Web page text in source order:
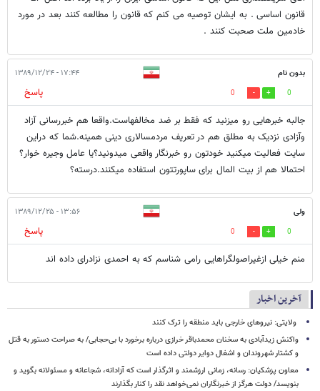
قانون اساسی . به ایشان توصیه می کنم که قانون را مطالعه کنند بعد در مورد
خادمین ملت صحبت کنند .
بدون نام ۱۷:۴۴ - ۱۳۸۹/۱۲/۲۴
0
0
پاسخ
جالبه خبرهایی رو میزنید که فقط بر ضد مخالفهاست.واقعا هم خبررسانی آزاد
وآزادی نزدیک به مطلق هم در تعریف مردمسالاری دینی همینه.شما که دراین
سایت فعالیت میکنید خودتون رو خبرنگار واقعی میدونید؟یا عامل وجیره خوار؟
احتمالا هم از بیت المال برای ساپورتتون استفاده میکنند.درسته؟
ولی ۱۳:۵۶ - ۱۳۸۹/۱۲/۲۵
0
0
پاسخ
منم خیلی ازغیراصولگراهایی رامی شناسم که به احمدی نزادرای داده اند
آخرین اخبار
ولایتی: نیروهای خارجی باید منطقه را ترک کنند
واکنش زیدآبادی به سخنان محمدباقر خرازی درباره برخورد با بی‌حجابی/ به صراحت دستور به قتل
و کشتار شهروندان و اشغال دوایر دولتی داده است
معاون پزشکیان: رسانه، زمانی ارزشمند و اثرگذار است که آزادانه، شجاعانه و مسئولانه بگوید و
بنویسد/ دولت هرگز از خبرنگاران نمی‌خواهد نقد را کنار بگذارند